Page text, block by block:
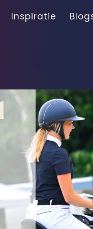
Inspiratie